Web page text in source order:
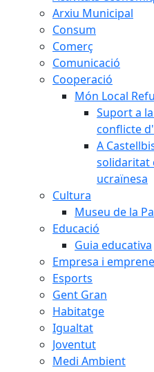
Arxiu Municipal
Consum
Comerç
Comunicació
Cooperació
Món Local
Suport a
conflicte
A
solidaritat
ucraïnesa
Cultura
Museu de la
Educació
Guia educativa
Empresa i
Esports
Gent Gran
Habitatge
Igualtat
Joventut
Medi Ambient